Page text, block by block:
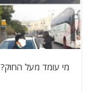
מי עומד מעל החוק?